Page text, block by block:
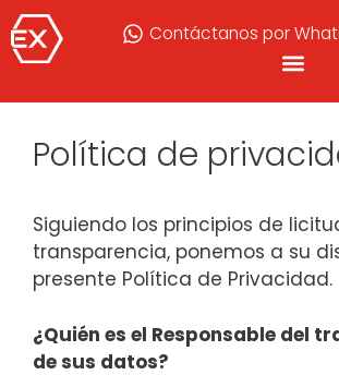
Contáctanos por
Política de
Siguiendo los principios de
transparencia, ponemos a su
presente Política de Privacidad.
¿Quién es el Responsable del
de sus datos?